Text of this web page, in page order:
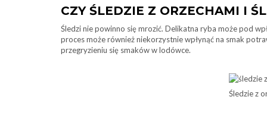
CZY ŚLEDZIE Z ORZECHAMI I
Śledzi nie powinno się mrozić. Delikatna ryba może pod
proces może również niekorzystnie wpłynąć na smak
przegryzieniu się smaków w lodówce.
Śledzie z